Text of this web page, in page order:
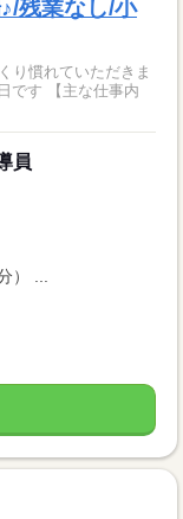
残業なし/小
り慣れていただきま
員
） ...